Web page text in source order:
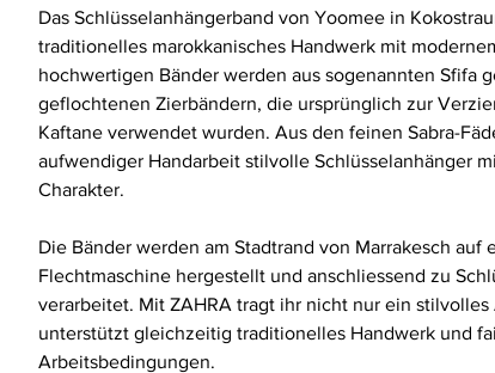
Das Schlüsselanhängerband von Yoomee in
traditionelles marokkanisches Handwerk mit
hochwertigen Bänder werden aus sogenannten Sfifa
geflochtenen Zierbändern, die ursprünglich zur
Kaftane verwendet wurden. Aus den feinen Sabra-
aufwendiger Handarbeit stilvolle Schlüsselanhänger
Charakter.
Die Bänder werden am Stadtrand von Marrakesch auf
Flechtmaschine hergestellt und anschliessend zu
verarbeitet. Mit ZAHRA tragt ihr nicht nur ein stilvolles
unterstützt gleichzeitig traditionelles Handwerk und
Arbeitsbedingungen.